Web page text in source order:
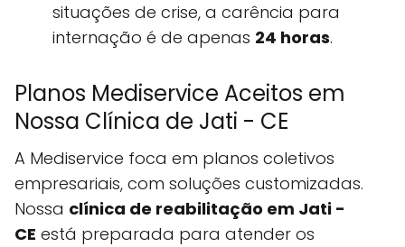
situações de crise, a carência para
internação é de apenas 24 horas.
Planos Mediservice Aceitos em
Nossa Clínica de Jati - CE
A Mediservice foca em planos coletivos
empresariais, com soluções customizadas.
Nossa clínica de reabilitação em Jati -
CE está preparada para atender os